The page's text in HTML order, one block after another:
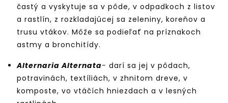
častý a vyskytuje sa v pôde, v odpadkoch z listov
a rastlín, z rozkladajúcej sa zeleniny, koreňov a
trusu vtákov. Môže sa podieľať na príznakoch
astmy a bronchitídy.
Alternaria Alternata- darí sa jej v pôdach,
potravinách, textíliách, v zhnitom dreve, v
komposte, vo vtáčích hniezdach a v lesných